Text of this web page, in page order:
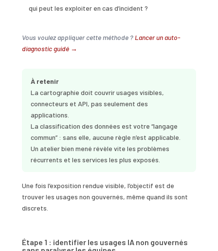
qui peut les exploiter en cas d’incident ?
Vous voulez appliquer cette méthode ? Lancer un auto-
diagnostic guidé →
À retenir
La cartographie doit couvrir usages visibles,
connecteurs et API, pas seulement des
applications.
La classification des données est votre “langage
commun” : sans elle, aucune règle n’est applicable.
Un atelier bien mené révèle vite les problèmes
récurrents et les services les plus exposés.
Une fois l’exposition rendue visible, l’objectif est de
trouver les usages non gouvernés, même quand ils sont
discrets.
Étape 1 : identifier les usages IA non gouvernés